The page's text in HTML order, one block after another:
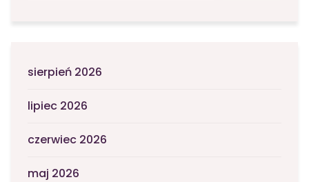
sierpień 2026
lipiec 2026
czerwiec 2026
maj 2026